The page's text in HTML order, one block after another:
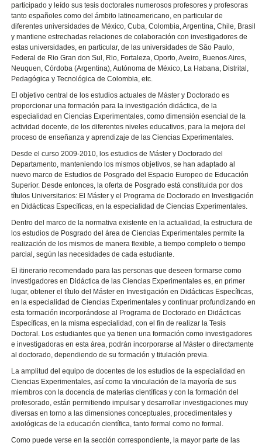
participado y leído sus tesis doctorales numerosos profesores y profesoras
tanto españoles como del ámbito latinoamericano, en particular de
diferentes universidades de México, Cuba, Colombia, Argentina, Chile, Brasil
y mantiene estrechadas relaciones de colaboración con investigadores de
estas universidades, en particular, de las universidades de Sâo Paulo,
Federal de Rio Gran don Sul, Rio, Fortaleza, Oporto, Aveiro, Buenos Aires,
Neuquen, Córdoba (Argentina), Autónoma de México, La Habana, Distrital,
Pedagógica y Tecnológica de Colombia, etc.
El objetivo central de los estudios actuales de Máster y Doctorado es
proporcionar una formación para la investigación didáctica, de la
especialidad en Ciencias Experimentales, como dimensión esencial de la
actividad docente, de los diferentes niveles educativos, para la mejora del
proceso de enseñanza y aprendizaje de las Ciencias Experimentales.
Desde el curso 2009-2010, los estudios de Máster y Doctorado del
Departamento, manteniendo los mismos objetivos, se han adaptado al
nuevo marco de Estudios de Posgrado del Espacio Europeo de Educación
Superior. Desde entonces, la oferta de Posgrado está constituida por dos
títulos Universitarios: El Máster y el Programa de Doctorado en Investigación
en Didácticas Específicas, en la especialidad de Ciencias Experimentales.
Dentro del marco de la normativa existente en la actualidad, la estructura de
los estudios de Posgrado del área de Ciencias Experimentales permite la
realización de los mismos de manera flexible, a tiempo completo o tiempo
parcial, según las necesidades de cada estudiante.
El itinerario recomendado para las personas que deseen formarse como
investigadores en Didáctica de las Ciencias Experimentales es, en primer
lugar, obtener el título del Máster en Investigación en Didácticas Específicas,
en la especialidad de Ciencias Experimentales y continuar profundizando en
esta formación incorporándose al Programa de Doctorado en Didácticas
Específicas, en la misma especialidad, con el fin de realizar la Tesis
Doctoral. Los estudiantes que ya tienen una formación como investigadores
e investigadoras en esta área, podrán incorporarse al Máster o directamente
al doctorado, dependiendo de su formación y titulación previa.
La amplitud del equipo de docentes de los estudios de la especialidad en
Ciencias Experimentales, así como la vinculación de la mayoría de sus
miembros con la docencia de materias científicas y con la formación del
profesorado, están permitiendo impulsar y desarrollar investigaciones muy
diversas en torno a las dimensiones conceptuales, procedimentales y
axiológicas de la educación científica, tanto formal como no formal.
Como puede verse en la sección correspondiente, la mayor parte de las